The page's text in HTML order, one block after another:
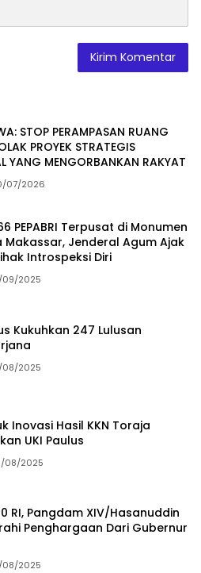
STOP PERAMPASAN RUANG
PROYEK STRATEGIS
YANG MENGORBANKAN RAKYAT
07/2026
PEPABRI Terpusat di Monumen
Makassar, Jenderal Agum Ajak
Introspeksi Diri
09/2025
Kukuhkan 247 Lulusan
08/2025
Inovasi Hasil KKN Toraja
UKI Paulus
08/2025
RI, Pangdam XIV/Hasanuddin
Penghargaan Dari Gubernur
08/2025